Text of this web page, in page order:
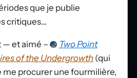
que je publie
critiques…
— et aimé –
Two Point
of the Undergrowth(qui
me procurer une fourmilière,